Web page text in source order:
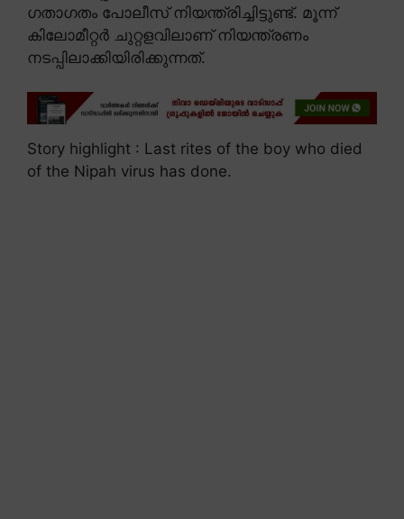
ഗതാഗതം പോലീസ് നിയന്ത്രിച്ചിട്ടുണ്ട്. മൂന്ന്
കിലോമീറ്റർ ചുറ്റളവിലാണ് നിയന്ത്രണം
നടപ്പിലാക്കിയിരിക്കുന്നത്.
Story highlight : Last rites of the boy who died
of the Nipah virus has done.